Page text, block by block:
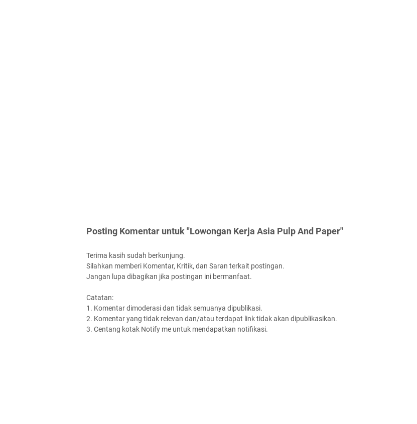
Posting Komentar untuk "Lowongan Kerja Asia Pulp And Paper"
Terima kasih sudah berkunjung.
Silahkan memberi Komentar, Kritik, dan Saran terkait postingan.
Jangan lupa dibagikan jika postingan ini bermanfaat.
Catatan:
1. Komentar dimoderasi dan tidak semuanya dipublikasi.
2. Komentar yang tidak relevan dan/atau terdapat link tidak akan dipublikasikan.
3. Centang kotak Notify me untuk mendapatkan notifikasi.